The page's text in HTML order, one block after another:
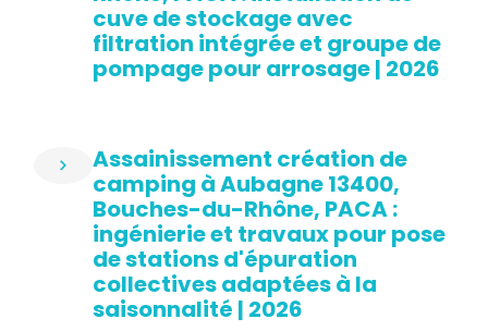
cuve de stockage avec
filtration intégrée et groupe de
pompage pour arrosage | 2026
Assainissement création de
camping à Aubagne 13400,
Bouches-du-Rhône, PACA :
ingénierie et travaux pour pose
de stations d'épuration
collectives adaptées à la
saisonnalité | 2026